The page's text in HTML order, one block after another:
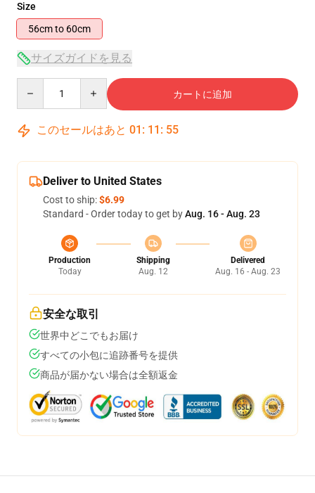
Size
56cm to 60cm
サイズガイドを見る
カートに追加
このセールはあと 01 : 11 : 54
Deliver to United States
Cost to ship:$6.99
Standard - Order today to get byAug. 16 - Aug. 23
Production
Today
Shipping
Aug. 12
Delivered
Aug. 16 - Aug. 23
安全な取引
世界中どこでもお届け
すべての小包に追跡番号を提供
商品が届かない場合は全額返金